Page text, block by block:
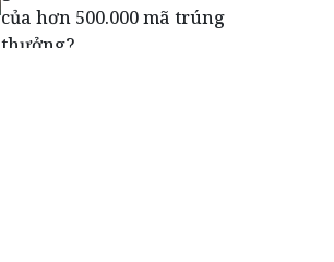
của hơn 500.000 mã trúng
thưởng?